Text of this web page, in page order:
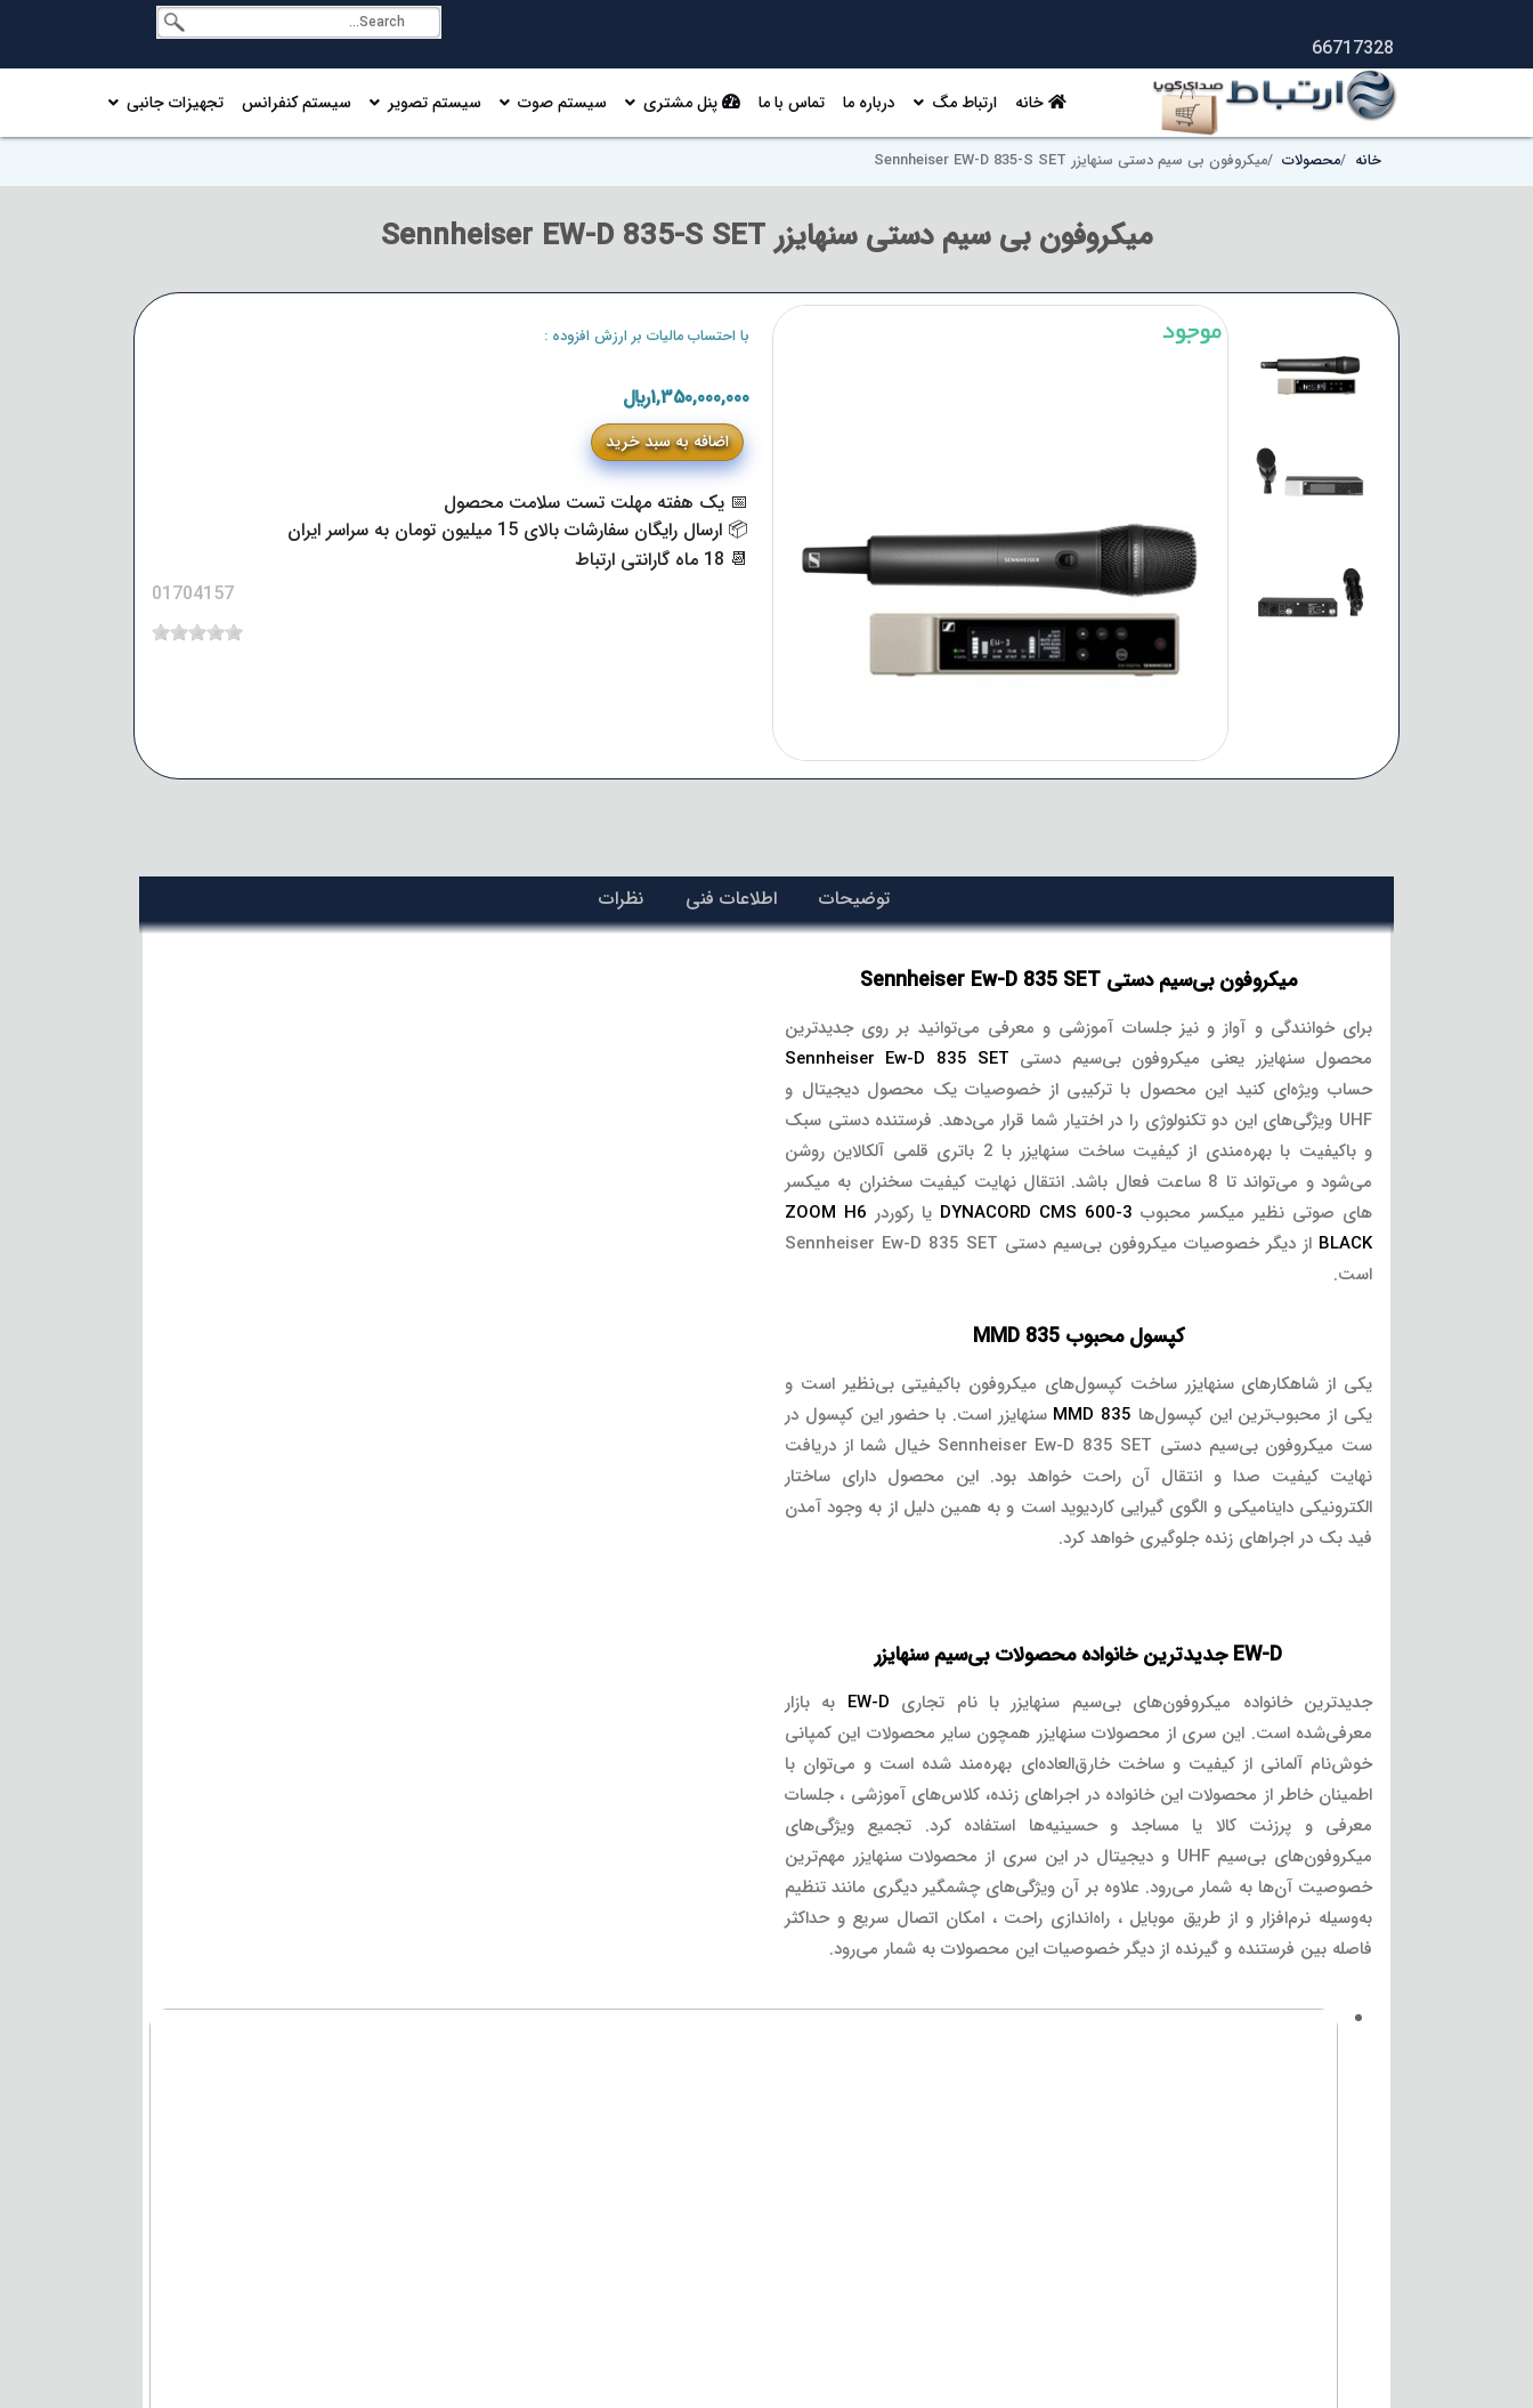
66717328
خانه ارتباط مگ درباره ما تماس با ما پنل مشتری سیستم صوت سیستم تصویر سیستم کنفرانس تجهیزات جانبی
خانه محصولات میکروفون بی سیم دستی سنهایزر Sennheiser EW-D 835-S SET
میکروفون بی سیم دستی سنهایزر Sennheiser EW-D 835-S SET
با احتساب مالیات بر ارزش افزوده :
1,350,000,000﷼
اضافه به سبد خرید
📅 یک هفته مهلت تست سلامت محصول
📦 ارسال رایگان سفارشات بالای 15 میلیون تومان به سراسر ایران
📆 18 ماه گارانتی ارتباط
01704157
توضیحات اطلاعات فنی نظرات
میکروفون بی‌سیم دستی Sennheiser Ew-D 835 SET
برای خوانندگی و آواز و نیز جلسات آموزشی و معرفی می‌توانید بر روی جدیدترین
محصول سنهایزر یعنی میکروفون بی‌سیم دستی Sennheiser Ew-D 835 SET
حساب ویژه‌ای کنید این محصول با ترکیبی از خصوصیات یک محصول دیجیتال و
UHF ویژگی‌های این دو تکنولوژی را در اختیار شما قرار می‌دهد. فرستنده دستی سبک
و باکیفیت با بهره‌مندی از کیفیت ساخت سنهایزر با 2 باتری قلمی آلکالاین روشن
می‌شود و می‌تواند تا 8 ساعت فعال باشد. انتقال نهایت کیفیت سخنران به میکسر
های صوتی نظیر میکسر محبوب DYNACORD CMS 600-3 یا رکوردر ZOOM H6
BLACK
از دیگر خصوصیات میکروفون بی‌سیم دستی Sennheiser Ew-D 835 SET
است.
کپسول محبوب MMD 835
یکی از شاهکارهای سنهایزر ساخت کپسول‌های میکروفون باکیفیتی بی‌نظیر است و
یکی از محبوب‌ترین این کپسول‌ها MMD 835 سنهایزر است. با حضور این کپسول در
ست میکروفون بی‌سیم دستی Sennheiser Ew-D 835 SET خیال شما از دریافت
نهایت کیفیت صدا و انتقال آن راحت خواهد بود. این محصول دارای ساختار
الکترونیکی داینامیکی و الگوی گیرایی کاردیوید است و به همین دلیل از به وجود آمدن
فید بک در اجراهای زنده جلوگیری خواهد کرد.
EW-D جدیدترین خانواده محصولات بی‌سیم سنهایزر
جدیدترین خانواده میکروفون‌های بی‌سیم سنهایزر با نام تجاری
به بازار
معرفی‌شده است. این سری از محصولات سنهایزر همچون سایر محصولات این کمپانی
خوش‌نام آلمانی از کیفیت و ساخت خارق‌العاده‌ای بهره‌مند شده است و می‌توان با
اطمینان خاطر از محصولات این خانواده در اجراهای زنده، کلاس‌های آموزشی ، جلسات
معرفی و پرزنت کالا یا مساجد و حسینیه‌ها استفاده کرد. تجمیع ویژگی‌های
میکروفون‌های بی‌سیم UHF و دیجیتال در این سری از محصولات سنهایزر مهم‌ترین
خصوصیت آن‌ها به شمار می‌رود. علاوه بر آن ویژگی‌های چشمگیر دیگری مانند تنظیم
به‌وسیله نرم‌افزار و از طریق موبایل ، راه‌اندازی راحت ، امکان اتصال سریع و حداکثر
فاصله بین فرستنده و گیرنده از دیگر خصوصیات این محصولات به شمار می‌رود.